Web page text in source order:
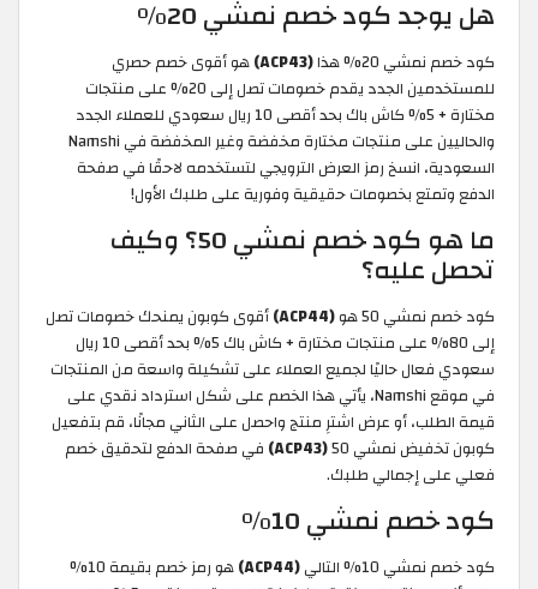
هل يوجد كود خصم نمشي 20%
كود خصم نمشي 20% هذا (ACP43)
هو أقوى خصم حصري
للمستخدمين الجدد يقدم خصومات تصل إلى 20% على منتجات
مختارة + 5% كاش باك بحد أقصى 10 ريال سعودي للعملاء الجدد
والحاليين على منتجات مختارة مخفضة وغير المخفضة في Namshi
السعودية، انسخ رمز العرض الترويجي لتستخدمه لاحقًا في صفحة
الدفع وتمتع بخصومات حقيقية وفورية على طلبك الأول!
ما هو كود خصم نمشي 50؟ وكيف
تحصل عليه؟
كود خصم نمشي 50 هو (ACP44)
أقوى كوبون يمنحك خصومات تصل
إلى 80% على منتجات مختارة + كاش باك 5% بحد أقصى 10 ريال
سعودي فعال حاليًا لجميع العملاء على تشكيلة واسعة من المنتجات
في موقع Namshi، يأتي هذا الخصم على شكل استرداد نقدي على
قيمة الطلب، أو عرض اشترِ منتج واحصل على الثاني مجانًا، قم بتفعيل
كوبون تخفيض نمشي 50
(ACP43)
في صفحة الدفع لتحقيق خصم
فعلي على إجمالي طلبك.
كود خصم نمشي 10%
كود خصم نمشي 10% التالي (ACP44)
هو رمز خصم بقيمة 10%